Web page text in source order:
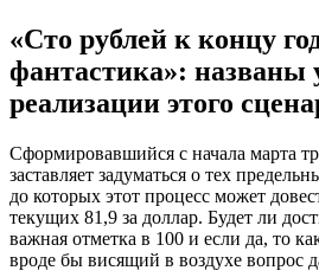
«Сто рублей к концу
фантастика»: названы
реализации этого
Сформировавшийся с начала марта
заставляет задуматься о тех
до которых этот процесс может
текущих 81,9 за доллар. Будет ли
важная отметка в 100 и если да, то
вроде бы висящий в воздухе вопрос